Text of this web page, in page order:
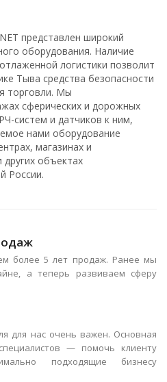
представлен широкий
оборудования. Наличие
логистики позволит
Тыва средства безопасности
торговли. Мы
сферических и дорожных
систем и датчиков к ним,
нами оборудование
магазинах и
других объектах
России.
более 5 лет продаж. Ранее мы
а теперь развиваем сферу
для нас очень важен. Основная
— помочь клиенту
подходящие бизнесу